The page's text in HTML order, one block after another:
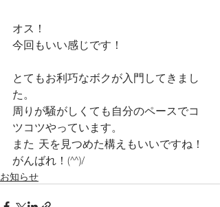
オス！
今回もいい感じです！
とてもお利巧なボクが入門してきまし
た。
周りが騒がしくても自分のペースでコ
ツコツやっています。
また  天を見つめた構えもいいですね！
がんばれ！(^^)/
お知らせ